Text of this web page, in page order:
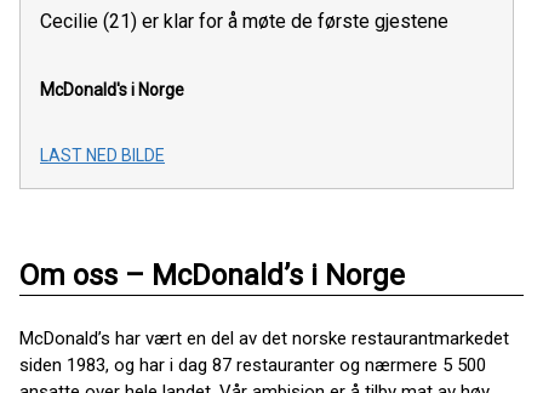
Cecilie (21) er klar for å møte de første gjestene
McDonald's i Norge
LAST NED BILDE
Om oss – McDonald’s i Norge
McDonald’s har vært en del av det norske restaurantmarkedet
siden 1983, og har i dag 87 restauranter og nærmere 5 500